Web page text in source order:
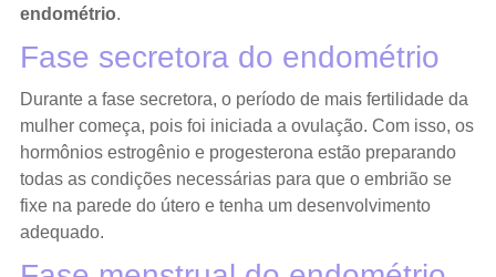
endométrio.
Fase secretora do endométrio
Durante a fase secretora, o período de mais fertilidade da
mulher começa, pois foi iniciada a ovulação. Com isso, os
hormônios estrogênio e progesterona estão preparando
todas as condições necessárias para que o embrião se
fixe na parede do útero e tenha um desenvolvimento
adequado.